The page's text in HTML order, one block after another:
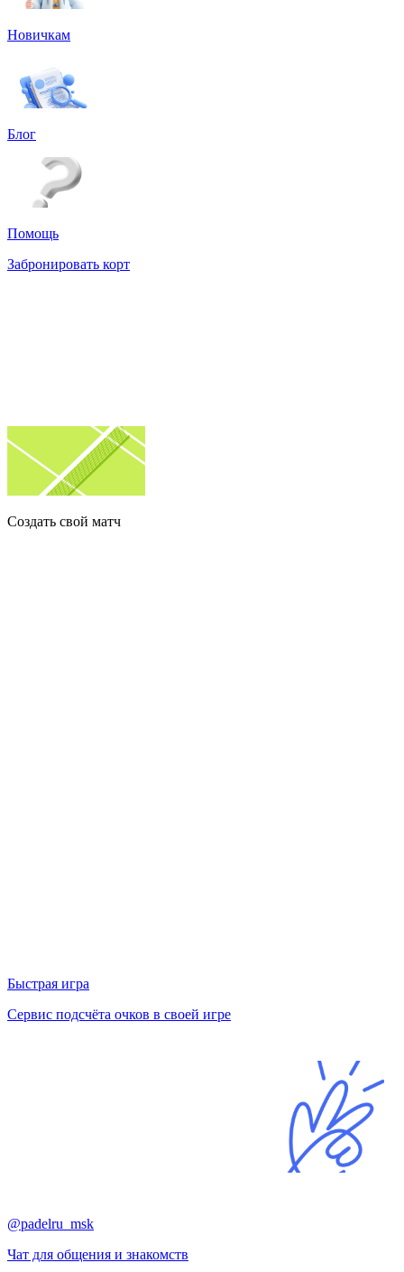
Новичкам
Блог
Помощь
Забронировать корт
Создать свой матч
Быстрая игра
Сервис подсчёта очков в своей игре
@padelru_msk
Чат для общения и знакомств